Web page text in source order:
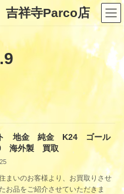
祥寺Parco店
ト 地金 純金 K24 ゴール
海外製 買取
まいのお客様より、お買取りさせ
お品をご紹介させていただきま